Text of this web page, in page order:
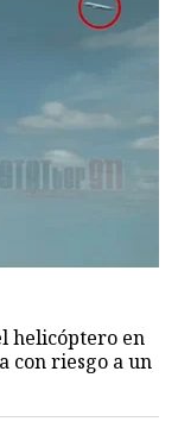
helicóptero en
con riesgo a un